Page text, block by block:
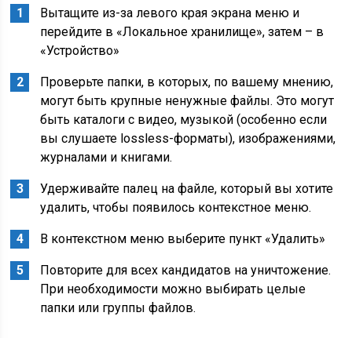
Вытащите из-за левого края экрана меню и
перейдите в «Локальное хранилище», затем – в
«Устройство»
Проверьте папки, в которых, по вашему мнению,
могут быть крупные ненужные файлы. Это могут
быть каталоги с видео, музыкой (особенно если
вы слушаете lossless-форматы), изображениями,
журналами и книгами.
Удерживайте палец на файле, который вы хотите
удалить, чтобы появилось контекстное меню.
В контекстном меню выберите пункт «Удалить»
Повторите для всех кандидатов на уничтожение.
При необходимости можно выбирать целые
папки или группы файлов.